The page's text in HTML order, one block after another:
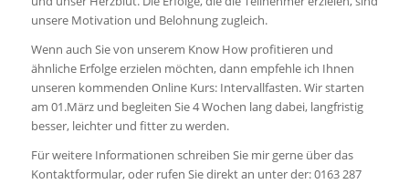
unsere Motivation und Belohnung zugleich.
Wenn auch Sie von unserem Know How profitieren und
ähnliche Erfolge erzielen möchten, dann empfehle ich Ihnen
unseren kommenden Online Kurs: Intervallfasten. Wir starten
am 01.März und begleiten Sie 4 Wochen lang dabei, langfristig
besser, leichter und fitter zu werden.
Für weitere Informationen schreiben Sie mir gerne über das
Kontaktformular, oder rufen Sie direkt an unter der: 0163 287